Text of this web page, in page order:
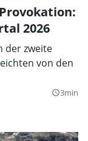
2026
der zweite
von den
query_builder3min